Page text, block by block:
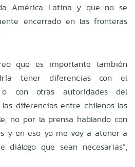
América Latina y que no se
encerrado en las fronteras
que es importante también
tener diferencias con el
o con otras autoridades del
diferencias entre chilenos las
no por la prensa hablando con
y en eso yo me voy a atener a
diálogo que sean necesarias”,